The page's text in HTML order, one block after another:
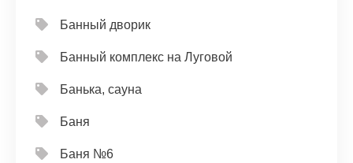
Банный дворик
Банный комплекс на Луговой
Банька, сауна
Баня
Баня №6